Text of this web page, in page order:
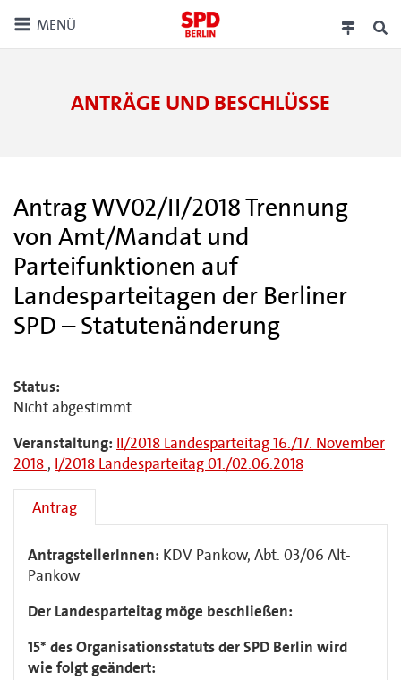
MENÜ
ANTRÄGE UND BESCHLÜSSE
Antrag WV02/II/2018 Trennung
von Amt/Mandat und
Parteifunktionen auf
Landesparteitagen der Berliner
SPD – Statutenänderung
Status:
Nicht abgestimmt
Veranstaltung: II/2018 Landesparteitag 16./17. November
2018 , I/2018 Landesparteitag 01./02.06.2018
Antrag
AntragstellerInnen: KDV Pankow, Abt. 03/06 Alt-
Pankow
Der Landesparteitag möge beschließen:
15* des Organisationsstatuts der SPD Berlin wird
wie folgt geändert: